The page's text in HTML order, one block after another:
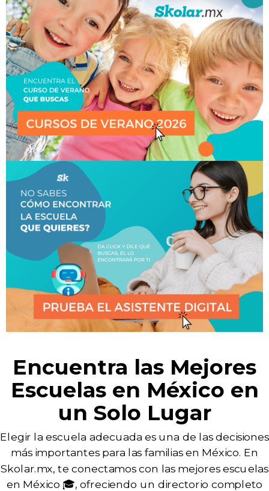
Encuentra las Mejores
Escuelas en México en
un Solo Lugar
Elegir la escuela adecuada es una de las decisiones
más importantes para las familias en México. En
Skolar.mx, te conectamos con las mejores escuelas
en México 🎓, ofreciendo un directorio completo